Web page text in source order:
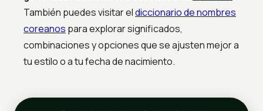
También puedes visitar eldiccionario de nombres
coreanos para explorar significados,
combinaciones y opciones que se ajusten mejor a
tu estilo o a tu fecha de nacimiento.